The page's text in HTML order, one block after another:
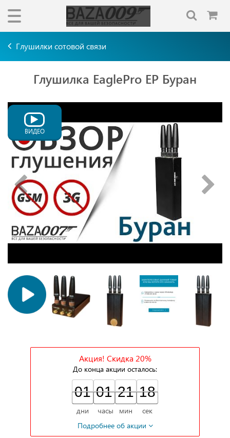
Глушилки сотовой связи
Глушилка EaglePro EP Буран
ВИДЕО
Акция! Скидка 20%
До конца акции осталось:
01
01
00
дни
01
01
00
часы
21
21
00
мин
17
17
18
сек
Подробнее об акции